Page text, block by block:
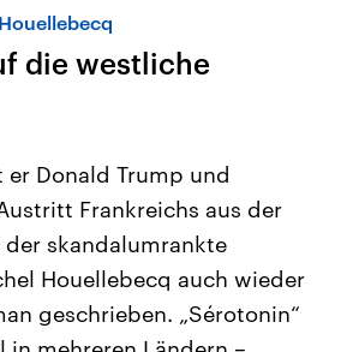
Anhalt
am 6.
neuen
das
Koalition aus
USA
Aktuelle Beiträge,
Hintergründe
Wirtschaftlich und
gehören die Vereinigten
den mächtigsten Ländern
mit großem Einfluss auf
die westliche
Donald Trump und
Frankreichs aus der
der skandalumrankte
Houellebecq auch wieder
geschrieben. „Sérotonin“